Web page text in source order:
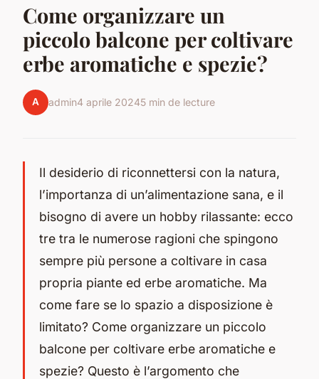
Come organizzare un
piccolo balcone per coltivare
erbe aromatiche e spezie?
A admin4 aprile 20245 min de lecture
Il desiderio di riconnettersi con la natura,
l’importanza di un’alimentazione sana, e il
bisogno di avere un hobby rilassante: ecco
tre tra le numerose ragioni che spingono
sempre più persone a coltivare in casa
propria piante ed erbe aromatiche. Ma
come fare se lo spazio a disposizione è
limitato? Come organizzare un piccolo
balcone per coltivare erbe aromatiche e
spezie? Questo è l’argomento che